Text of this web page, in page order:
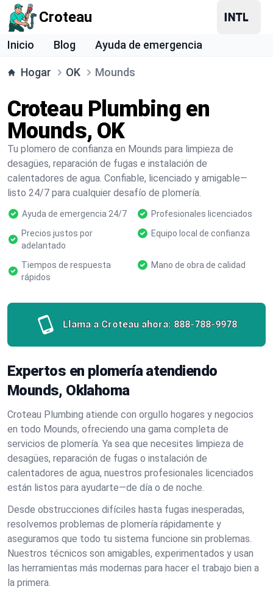
Croteau
Inicio Blog Ayuda de emergencia
Hogar OK Mounds
Croteau Plumbing en
Mounds, OK
Tu plomero de confianza en Mounds para limpieza de
desagües, reparación de fugas e instalación de
calentadores de agua. Confiable, licenciado y amigable—
listo 24/7 para cualquier desafío de plomería.
Ayuda de emergencia 24/7
Profesionales licenciados
Precios justos por
adelantado
Equipo local de confianza
Tiempos de respuesta
rápidos
Mano de obra de calidad
Llama a Croteau ahora: 888-788-9978
Expertos en plomería atendiendo
Mounds, Oklahoma
Croteau Plumbing atiende con orgullo hogares y negocios
en todo Mounds, ofreciendo una gama completa de
servicios de plomería. Ya sea que necesites limpieza de
desagües, reparación de fugas o instalación de
calentadores de agua, nuestros profesionales licenciados
están listos para ayudarte—de día o de noche.
Desde obstrucciones difíciles hasta fugas inesperadas,
resolvemos problemas de plomería rápidamente y
aseguramos que todo tu sistema funcione sin problemas.
Nuestros técnicos son amigables, experimentados y usan
las herramientas más modernas para hacer el trabajo bien a
la primera.